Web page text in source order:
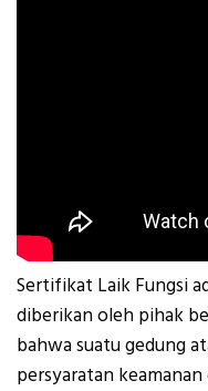
Sertifikat Laik Fungsi
diberikan oleh pihak
bahwa suatu gedung
persyaratan